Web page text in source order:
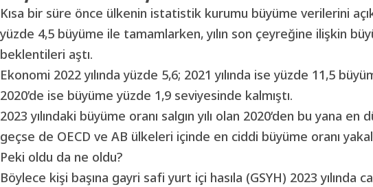
Kısa bir süre önce ülkenin istatistik kurumu büyüme verilerini
yüzde 4,5 büyüme ile tamamlarken, yılın son çeyreğine ilişkin
beklentileri aştı.
Ekonomi 2022 yılında yüzde 5,6; 2021 yılında ise yüzde 11,5
2020’de ise büyüme yüzde 1,9 seviyesinde kalmıştı.
2023 yılındaki büyüme oranı salgın yılı olan 2020’den bu yana
geçse de OECD ve AB ülkeleri içinde en ciddi büyüme oranı
Peki oldu da ne oldu?
Böylece kişi başına gayri safi yurt içi hasıla (GSYH) 2023 yılında